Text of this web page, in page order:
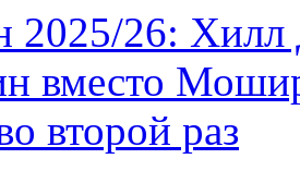
2025/26:
вместо
второй раз